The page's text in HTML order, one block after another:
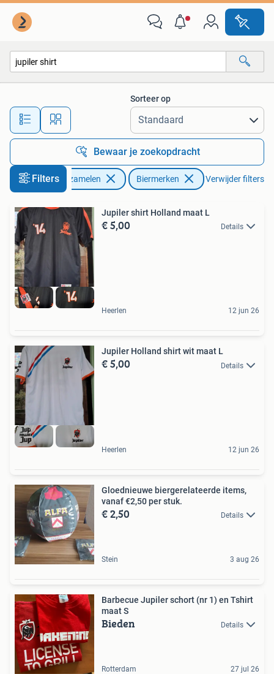
Alle afstanden…
Sorteer op
Bewaar je zoekopdracht
FiltersVerzamelen Biermerken Verwijder filters
Jupiler shirt Holland maat L
€ 5,00 Details
Heerlen 12 jun 26
Jupiler Holland shirt wit maat L
€ 5,00 Details
Heerlen 12 jun 26
Gloednieuwe biergerelateerde items,
vanaf €2,50 per stuk.
€ 2,50 Details
Stein 3 aug 26
Barbecue Jupiler schort (nr 1) en Tshirt
maat S
Bieden Details
Rotterdam 27 jul 26